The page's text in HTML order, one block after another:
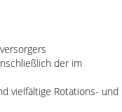
der im
vielfältige Rotations- und